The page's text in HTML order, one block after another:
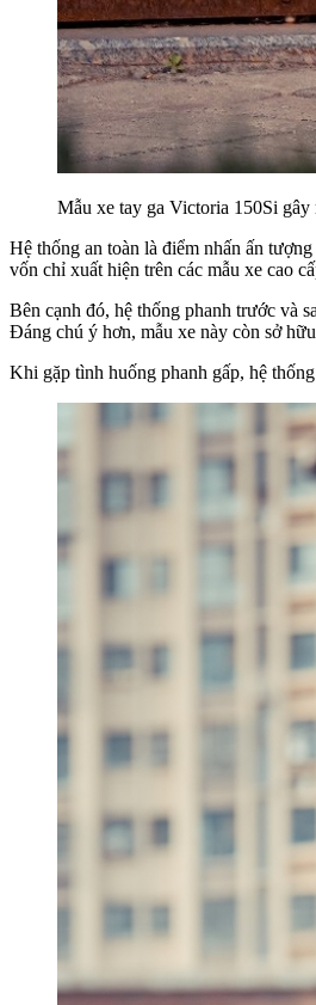
Mẫu xe tay ga Victoria 150Si gây
Hệ thống an toàn là điểm nhấn ấn
vốn chỉ xuất hiện trên các mẫu xe cao
Bên cạnh đó, hệ thống phanh trước và
Đáng chú ý hơn, mẫu xe này còn sở
Khi gặp tình huống phanh gấp, hệ